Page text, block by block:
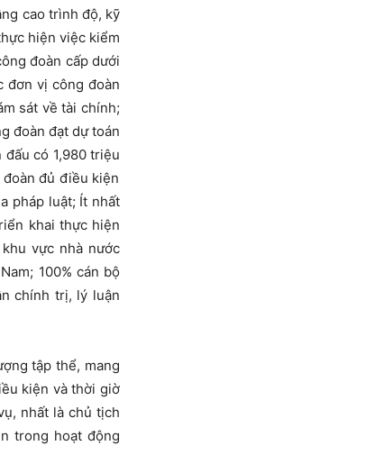
cao trình độ, kỹ
hiện việc kiểm
đoàn cấp dưới
đơn vị công đoàn
sát về tài chính;
đoàn đạt dự toán
đấu có 1,980 triệu
đủ điều kiện
pháp luật; Ít nhất
khai thực hiện
vực nhà nước
100% cán bộ
chính trị, lý luận
tập thể, mang
kiện và thời giờ
nhất là chủ tịch
trong hoạt động